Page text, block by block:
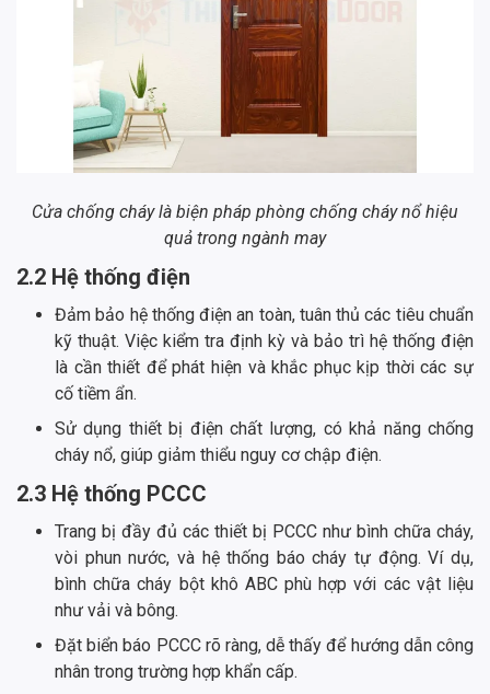
Cửa chống cháy là biện pháp phòng chống cháy nổ hiệu
quả trong ngành may
2.2 Hệ thống điện
Đảm bảo hệ thống điện an toàn, tuân thủ các tiêu chuẩn
kỹ thuật. Việc kiểm tra định kỳ và bảo trì hệ thống điện
là cần thiết để phát hiện và khắc phục kịp thời các sự
cố tiềm ẩn.
Sử dụng thiết bị điện chất lượng, có khả năng chống
cháy nổ, giúp giảm thiểu nguy cơ chập điện.
2.3 Hệ thống PCCC
Trang bị đầy đủ các thiết bị PCCC như bình chữa cháy,
vòi phun nước, và hệ thống báo cháy tự động. Ví dụ,
bình chữa cháy bột khô ABC phù hợp với các vật liệu
như vải và bông.
Đặt biển báo PCCC rõ ràng, dễ thấy để hướng dẫn công
nhân trong trường hợp khẩn cấp.